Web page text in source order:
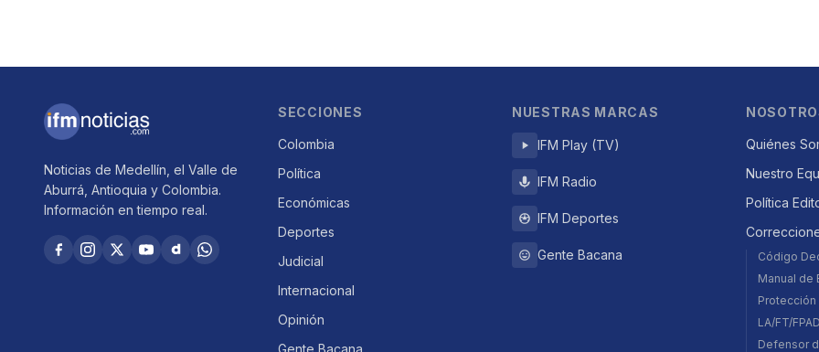
Noticias de Medellín, el Valle de
Aburrá, Antioquia y Colombia.
Información en tiempo real.
SECCIONES
Colombia
Política
Económicas
Deportes
Judicial
Internacional
Opinión
NUESTRAS MARCAS
IFM Play (TV)
IFM Radio
IFM Deportes
Gente Bacana
Quiénes
Nuestro
Política
Código
Manual de
Protección
LA/FT/
Defensor